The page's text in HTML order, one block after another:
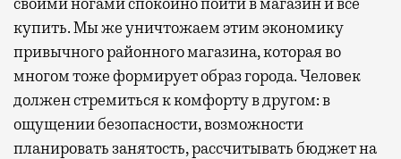
купить. Мы же уничтожаем этим экономику
привычного районного магазина, которая во
многом тоже формирует образ города. Человек
должен стремиться к комфорту в другом: в
ощущении безопасности, возможности
планировать занятость, рассчитывать бюджет на